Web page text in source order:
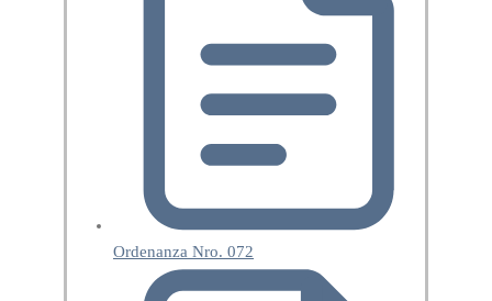
Ordenanza Nro. 072